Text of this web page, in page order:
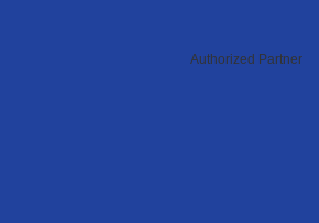
Authorized Partner